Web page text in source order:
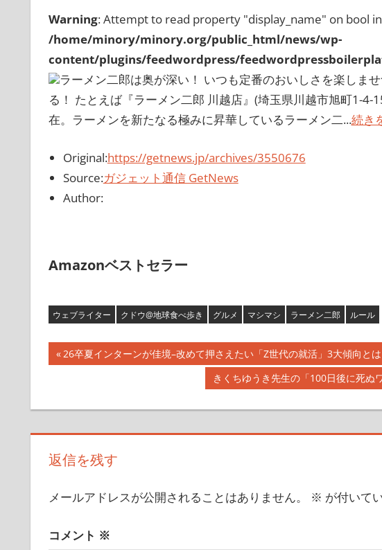
Warning: Attempt to read property "display_name" on bool in
/home/minory/minory.org/public_html/news/wp-
content/plugins/feedwordpress/
ラーメン二郎は奥が深い！ いつも定番のおいしさを楽しま
る！ たとえば『ラーメン二郎 川越店』(埼玉県川越市旭町1-
在。ラーメンを新たなる極みに昇華しているラーメン二...続き
Original:https://getnews.jp/archives/3550676
Source:ガジェット通信 GetNews
Author:
Amazonベストセラー
ウェブライター クドウ@地球食べ歩き グルメ マシマシ ラーメン二郎 ルール
投
ナ
ビ
ゲ
ー
ョ
前
の
26卒夏インターンが佳境–改めて押さえたい「Z世代の就活」3大傾向とは
次
の
記
きくちゆうき先生の「100日後に死
返信を残す
メールアドレスが公開されることはありません。 ※ が付いて
コメント ※